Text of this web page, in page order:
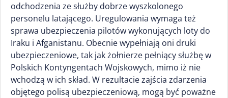
odchodzenia ze służby dobrze wyszkolonego
personelu latającego. Uregulowania wymaga też
sprawa ubezpieczenia pilotów wykonujących loty do
Iraku i Afganistanu. Obecnie wypełniają oni druki
ubezpieczeniowe, tak jak żołnierze pełniący służbę w
Polskich Kontyngentach Wojskowych, mimo iż nie
wchodzą w ich skład. W rezultacie zajścia zdarzenia
objętego polisą ubezpieczeniową, mogą być poważne